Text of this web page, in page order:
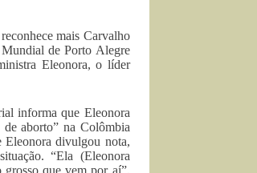
mais Carvalho
de Porto Alegre
Eleonora, o líder
informa que Eleonora
aborto” na Colômbia
Eleonora divulgou nota,
“Ela (Eleonora
grosso que vem por aí”,